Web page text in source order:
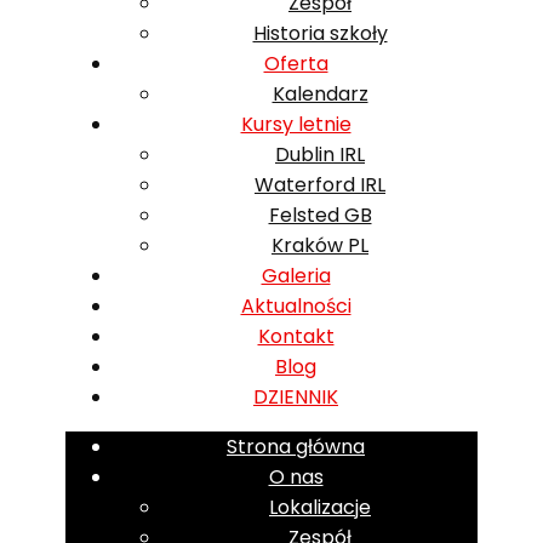
Historia szkoły
Oferta
Kalendarz
Kursy letnie
Dublin IRL
Waterford IRL
Felsted GB
Kraków PL
Galeria
Aktualności
Kontakt
Blog
DZIENNIK
Strona główna
O nas
Lokalizacje